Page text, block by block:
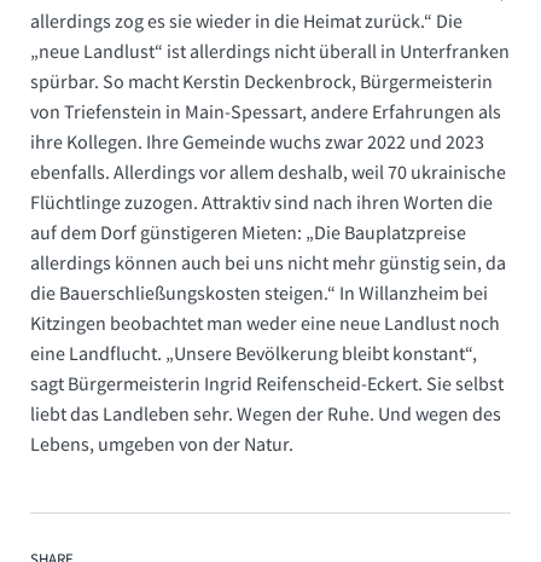
allerdings zog es sie wieder in die Heimat zurück.“ Die
„neue Landlust“ ist allerdings nicht überall in Unterfranken
spürbar. So macht Kerstin Deckenbrock, Bürgermeisterin
von Triefenstein in Main-Spessart, andere Erfahrungen als
ihre Kollegen. Ihre Gemeinde wuchs zwar 2022 und 2023
ebenfalls. Allerdings vor allem deshalb, weil 70 ukrainische
Flüchtlinge zuzogen. Attraktiv sind nach ihren Worten die
auf dem Dorf günstigeren Mieten: „Die Bauplatzpreise
allerdings können auch bei uns nicht mehr günstig sein, da
die Bau­erschließungskosten steigen.“ In Willanzheim bei
Kitzingen beobachtet man weder eine neue Landlust noch
eine Landflucht. „Unsere Bevölkerung bleibt konstant“,
sagt Bürgermeisterin Ingrid Reifenscheid-Eckert. Sie selbst
liebt das Landleben sehr. Wegen der Ruhe. Und wegen des
Lebens, umgeben von der Natur.